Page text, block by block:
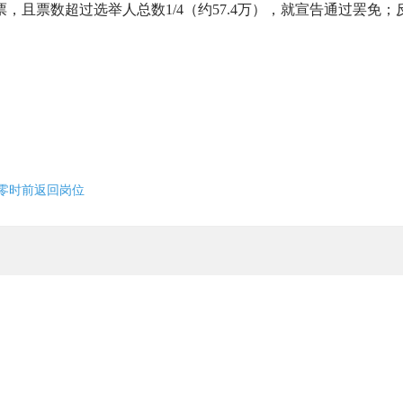
且票数超过选举人总数1/4（约57.4万），就宣告通过罢免；
时前返回岗位